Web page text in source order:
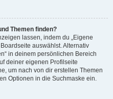
Themen finden?
lassen, indem du „Eigene
auswählst. Alternativ
in deinem persönlichen Bereich
deiner eigenen Profilseite
um nach von dir erstellen Themen
Optionen in die Suchmaske ein.